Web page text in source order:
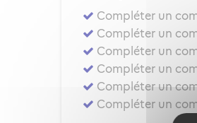
Compléter un
Compléter un
Compléter un
Compléter un
Compléter un
Compléter un